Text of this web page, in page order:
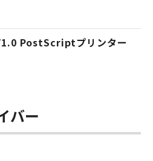
PostScriptプリンター
バー